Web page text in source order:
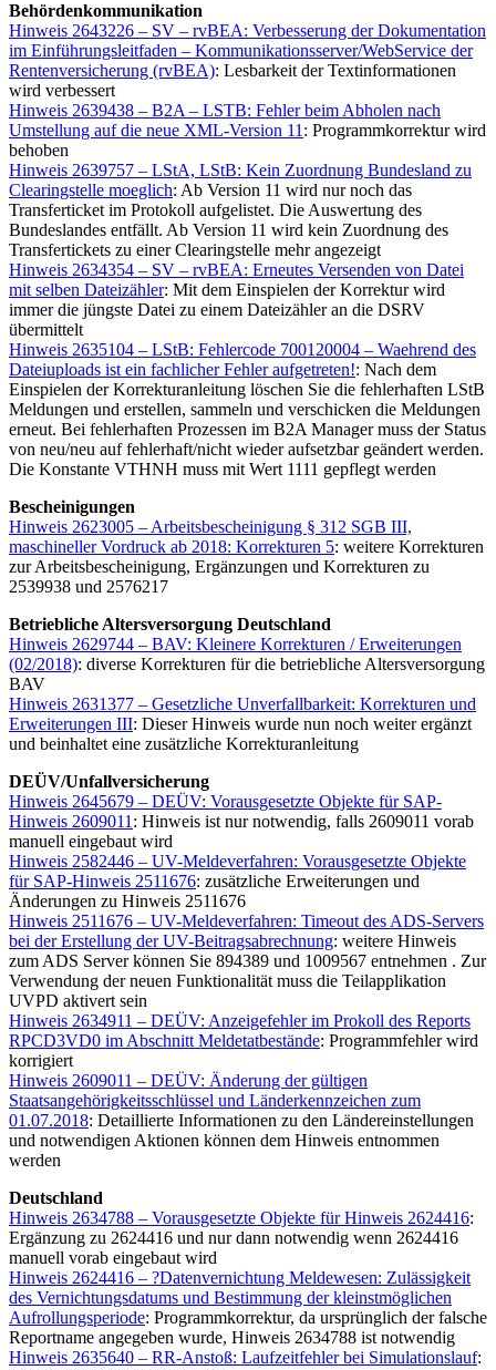
Behördenkommunikation
Hinweis 2643226 – SV – rvBEA: Verbesserung der Dokumentation
im Einführungsleitfaden – Kommunikationsserver/WebService der
Rentenversicherung (rvBEA): Lesbarkeit der Textinformationen
wird verbessert
Hinweis 2639438 – B2A – LSTB: Fehler beim Abholen nach
Umstellung auf die neue XML-Version 11 : Programmkorrektur wird
behoben
Hinweis 2639757 – LStA, LStB: Kein Zuordnung Bundesland zu
Clearingstelle moeglich: Ab Version 11 wird nur noch das
Transferticket im Protokoll aufgelistet. Die Auswertung des
Bundeslandes entfällt. Ab Version 11 wird kein Zuordnung des
Transfertickets zu einer Clearingstelle mehr angezeigt
Hinweis 2634354 – SV – rvBEA: Erneutes Versenden von Datei
mit selben Dateizähler: Mit dem Einspielen der Korrektur wird
immer die jüngste Datei zu einem Dateizähler an die DSRV
übermittelt
Hinweis 2635104 – LStB: Fehlercode 700120004 – Waehrend des
Dateiuploads ist ein fachlicher Fehler aufgetreten!: Nach dem
Einspielen der Korrekturanleitung löschen Sie die fehlerhaften LStB
Meldungen und erstellen, sammeln und verschicken die Meldungen
erneut. Bei fehlerhaften Prozessen im B2A Manager muss der Status
von neu/neu auf fehlerhaft/nicht wieder aufsetzbar geändert werden.
Die Konstante VTHNH muss mit Wert 1111 gepflegt werden
Bescheinigungen
Hinweis 2623005 – Arbeitsbescheinigung § 312 SGB III,
maschineller Vordruck ab 2018: Korrekturen 5: weitere Korrekturen
zur Arbeitsbescheinigung, Ergänzungen und Korrekturen zu
2539938 und 2576217
Betriebliche Altersversorgung Deutschland
Hinweis 2629744 – BAV: Kleinere Korrekturen / Erweiterungen
(02/2018): diverse Korrekturen für die betriebliche Altersversorgung
BAV
Hinweis 2631377 – Gesetzliche Unverfallbarkeit: Korrekturen und
Erweiterungen III: Dieser Hinweis wurde nun noch weiter ergänzt
und beinhaltet eine zusätzliche Korrekturanleitung
DEÜV/Unfallversicherung
Hinweis 2645679 – DEÜV: Vorausgesetzte Objekte für SAP-
Hinweis 2609011 : Hinweis ist nur notwendig, falls 2609011 vorab
manuell eingebaut wird
Hinweis 2582446 – UV-Meldeverfahren: Vorausgesetzte Objekte
für SAP-Hinweis 2511676: zusätzliche Erweiterungen und
Änderungen zu Hinweis 2511676
Hinweis 2511676 – UV-Meldeverfahren: Timeout des ADS-Servers
bei der Erstellung der UV-Beitragsabrechnung: weitere Hinweis
zum ADS Server können Sie 894389 und 1009567 entnehmen . Zur
Verwendung der neuen Funktionalität muss die Teilapplikation
UVPD aktivert sein
Hinweis 2634911 – DEÜV: Anzeigefehler im Prokoll des Reports
RPCD3VD0 im Abschnitt Meldetatbestände: Programmfehler wird
korrigiert
Hinweis 2609011 – DEÜV: Änderung der gültigen
Staatsangehörigkeitsschlüssel und Länderkennzeichen zum
01.07.2018: Detaillierte Informationen zu den Ländereinstellungen
und notwendigen Aktionen können dem Hinweis entnommen
werden
Deutschland
Hinweis 2634788 – Vorausgesetzte Objekte für Hinweis 2624416:
Ergänzung zu 2624416 und nur dann notwendig wenn 2624416
manuell vorab eingebaut wird
Hinweis 2624416 – ?Datenvernichtung Meldewesen: Zulässigkeit
des Vernichtungsdatums und Bestimmung der kleinstmöglichen
Aufrollungsperiode: Programmkorrektur, da ursprünglich der falsche
Reportname angegeben wurde, Hinweis 2634788 ist notwendig
Hinweis 2635640 – RR-Anstoß: Laufzeitfehler bei Simulationslauf: